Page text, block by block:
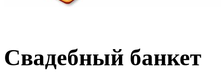
Свадебный банкет